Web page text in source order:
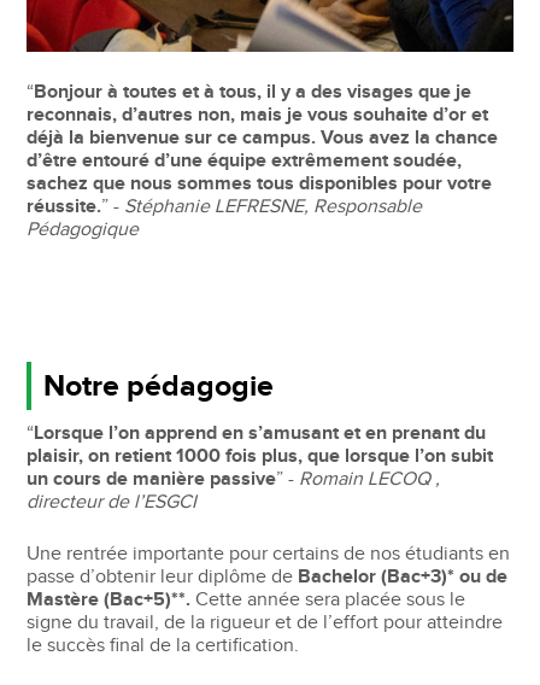
“Bonjour à toutes et à tous, il y a des visages que je
reconnais, d’autres non, mais je vous souhaite d’or et
déjà la bienvenue sur ce campus. Vous avez la chance
d’être entouré d’une équipe extrêmement soudée,
sachez que nous sommes tous disponibles pour votre
réussite.” - Stéphanie LEFRESNE, Responsable
Pédagogique
Notre pédagogie
“Lorsque l’on apprend en s’amusant et en prenant du
plaisir, on retient 1000 fois plus, que lorsque l’on subit
un cours de manière passive” - Romain LECOQ ,
directeur de l’ESGCI
Une rentrée importante pour certains de nos étudiants en
passe d’obtenir leur diplôme de Bachelor (Bac+3)* ou de
Mastère (Bac+5)**. Cette année sera placée sous le
signe du travail, de la rigueur et de l’effort pour atteindre
le succès final de la certification.